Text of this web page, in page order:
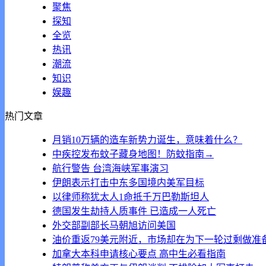
聚焦
探知
全览
热讯
潮流
知识
娱趣
热门文章
月销10万辆的造车新势力诞生，意味着什么？
中疾控发布蚊子藏身地图！防蚊指南→
航行警告 台湾海峡军事演习
伊朗表示打击中东多国境内美军目标
以律师称犹太人1命抵千万巴勒斯坦人
德国发生劫持人质事件 已造成一人死亡
外交部副部长马朝旭访问美国
油价重返79美元附近，市场却在为下一轮过剩做准
加拿大本科申请核心要点 高中生必看指南